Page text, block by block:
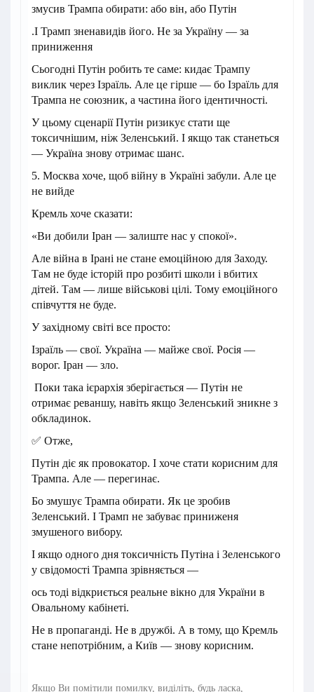
змусив Трампа обирати: або він, або Путін
.І Трамп зненавидів його. Не за Україну — за
приниження
Сьогодні Путін робить те саме: кидає Трампу
виклик через Ізраїль. Але це гірше — бо Ізраїль для
Трампа не союзник, а частина його ідентичності.
У цьому сценарії Путін ризикує стати ще
токсичнішим, ніж Зеленський. І якщо так станеться
— Україна знову отримає шанс.
5. Москва хоче, щоб війну в Україні забули. Але це
не вийде
Кремль хоче сказати:
«Ви добили Іран — залиште нас у спокої».
Але війна в Ірані не стане емоційною для Заходу.
Там не буде історій про розбиті школи і вбитих
дітей. Там — лише військові цілі. Тому емоційного
співчуття не буде.
У західному світі все просто:
Ізраїль — свої. Україна — майже свої. Росія —
ворог. Іран — зло.
Поки така ієрархія зберігається — Путін не
отримає реваншу, навіть якщо Зеленський зникне з
обкладинок.
✅ Отже,
Путін діє як провокатор. І хоче стати корисним для
Трампа. Але — перегинає.
Бо змушує Трампа обирати. Як це зробив
Зеленський. І Трамп не забуває приниженя
змушеного вибору.
І якщо одного дня токсичність Путіна і Зеленського
у свідомості Трампа зрівняється —
ось тоді відкриється реальне вікно для України в
Овальному кабінеті.
Не в пропаганді. Не в дружбі. А в тому, що Кремль
стане непотрібним, а Київ — знову корисним.
Якщо Ви помітили помилку, виділіть, будь ласка,